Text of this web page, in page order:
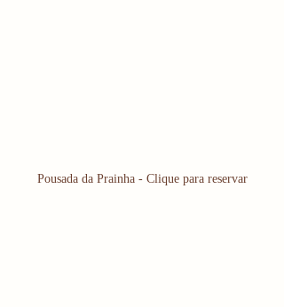
Pousada da Prainha - Clique para reservar